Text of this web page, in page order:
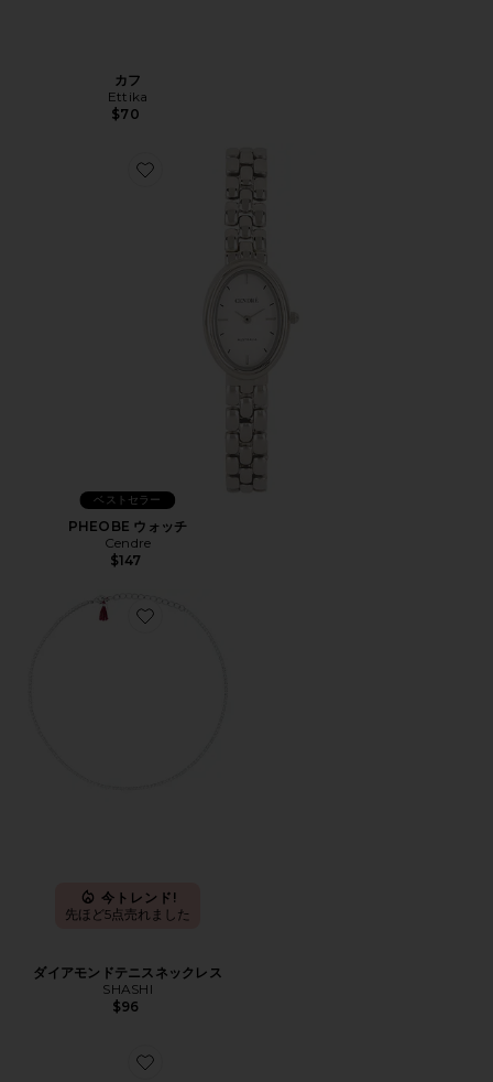
カフ
Ettika
$70
Favorite PHEOBE ウォッチ
ベストセラー
PHEOBE ウォッチ
Cendre
$147
Favorite ダイアモンドテニスネックレス
今トレンド!
先ほど5点売れました
ダイアモンドテニスネックレス
SHASHI
$96
Favorite EGRET カフ